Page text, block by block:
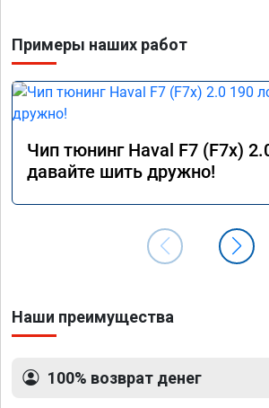
Примеры наших работ
Чип тюнинг Haval F7 (F7x)
давайте шить дружно!
Наши преимущества
100% возврат денег